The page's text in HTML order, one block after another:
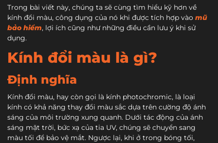
Trong bài viết này, chúng ta sẽ cùng tìm hiểu kỹ hơn về
kính đổi màu, công dụng của nó khi được tích hợp vào mũ
bảo hiểm, lợi ích cũng như những điều cần lưu ý khi sử
dụng.
Kính đổi màu là gì?
Định nghĩa
Kính đổi màu, hay còn gọi là kính photochromic, là loại
kính có khả năng thay đổi màu sắc dựa trên cường độ ánh
sáng của môi trường xung quanh. Dưới tác động của ánh
sáng mặt trời, bức xạ của tia UV, chúng sẽ chuyển sang
màu tối để bảo vệ mắt. Ngược lại, khi ở trong bóng tối,